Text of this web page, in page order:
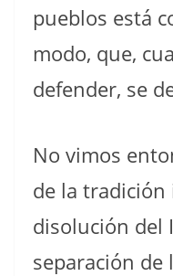
pueblos está
modo, que,
defender, se
No vimos
de la tradición
disolución del
separación de